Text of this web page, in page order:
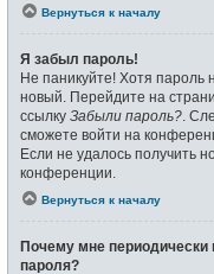
Вернуться к началу
Я забыл пароль!
Не паникуйте! Хотя пароль
новый. Перейдите на
ссылку Забыли пароль? .
сможете войти на
Если не удалось получить
конференции.
Вернуться к началу
Почему мне периодически
пароля?